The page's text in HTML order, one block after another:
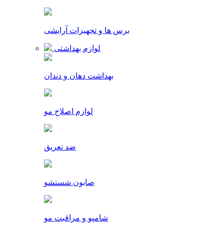
برس ها و تجهیزات آرایشی
لوازم بهداشتی
بهداشت دهان و دندان
لوازم اصلاح مو
ضد تعریق
صابون شستشو
شامپو و مراقبت مو